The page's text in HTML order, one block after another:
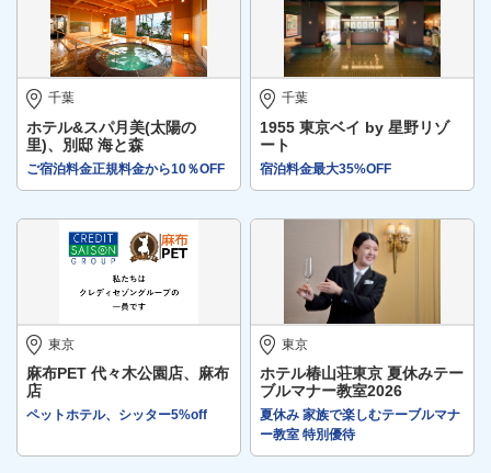
千葉
ホテル&スパ月美(太陽の
里)、別邸 海と森
ご宿泊料金正規料金から10％OFF
千葉
1955 東京ベイ by 星野リゾ
ート
宿泊料金最大35%OFF
東京
麻布PET 代々木公園店、麻布
店
ペットホテル、シッター5%off
東京
ホテル椿山荘東京 夏休みテー
ブルマナー教室2026
夏休み 家族で楽しむテーブルマナ
ー教室 特別優待